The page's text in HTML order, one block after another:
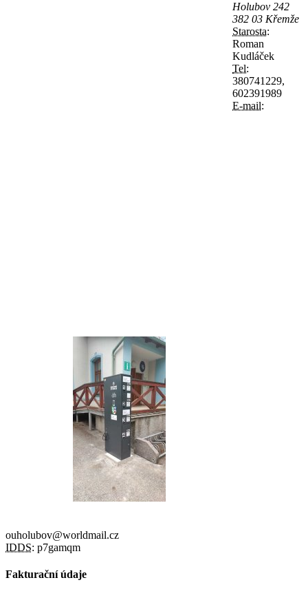
Holubov 242
382 03 Křemže
Starosta:
Roman
Kudláček
Tel:
380741229,
602391989
E-mail:
ouholubov@worldmail.cz
IDDS: p7gamqm
Fakturační údaje